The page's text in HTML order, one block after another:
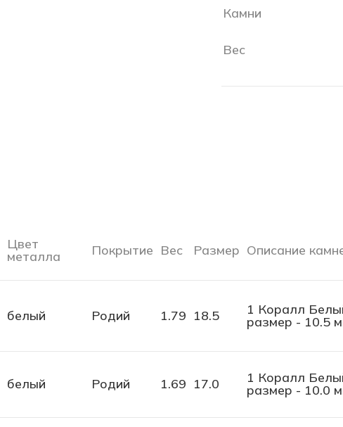
Камни
Вес
Цвет
металла Покрытие Вес Размер Описание
белый Родий 1.79 18.5 1 Коралл
размер - 10.5
белый Родий 1.69 17.0 1 Коралл
размер - 10.0